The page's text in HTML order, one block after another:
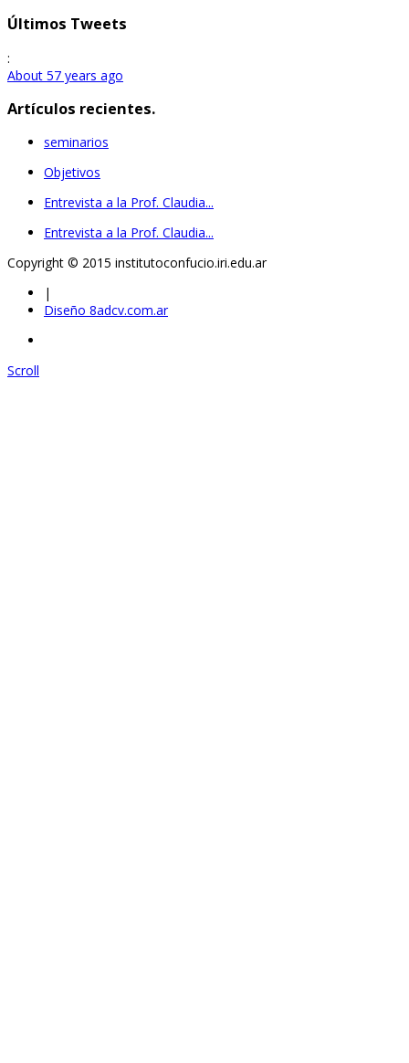
Últimos Tweets
:
About 57 years ago
Artículos recientes.
seminarios
Objetivos
Entrevista a la Prof. Claudia...
Entrevista a la Prof. Claudia...
Copyright © 2015 institutoconfucio.iri.edu.ar
|
Diseño 8adcv.com.ar
Scroll